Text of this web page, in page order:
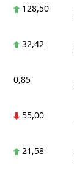
128,50
32,42
0,85
55,00
21,58